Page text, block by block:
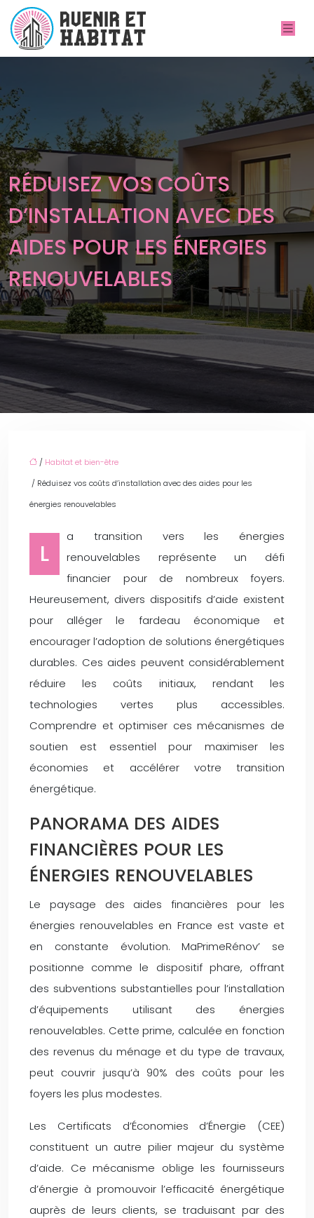
RÉDUISEZ VOS COÛTS
D’INSTALLATION AVEC DES
AIDES POUR LES ÉNERGIES
RENOUVELABLES
/ Habitat et bien-être
/ Réduisez vos coûts d’installation avec des aides pour les
énergies renouvelables
L
a transition vers les énergies
renouvelables représente un défi
financier pour de nombreux foyers.
Heureusement, divers dispositifs d’aide existent
pour alléger le fardeau économique et
encourager l’adoption de solutions énergétiques
durables. Ces aides peuvent considérablement
réduire les coûts initiaux, rendant les
technologies vertes plus accessibles.
Comprendre et optimiser ces mécanismes de
soutien est essentiel pour maximiser les
économies et accélérer votre transition
énergétique.
PANORAMA DES AIDES
FINANCIÈRES POUR LES
ÉNERGIES RENOUVELABLES
Le paysage des aides financières pour les
énergies renouvelables en France est vaste et
en constante évolution. MaPrimeRénov’ se
positionne comme le dispositif phare, offrant
des subventions substantielles pour l’installation
d’équipements utilisant des énergies
renouvelables. Cette prime, calculée en fonction
des revenus du ménage et du type de travaux,
peut couvrir jusqu’à 90% des coûts pour les
foyers les plus modestes.
Les Certificats d’Économies d’Énergie (CEE)
constituent un autre pilier majeur du système
d’aide. Ce mécanisme oblige les fournisseurs
d’énergie à promouvoir l’efficacité énergétique
auprès de leurs clients, se traduisant par des